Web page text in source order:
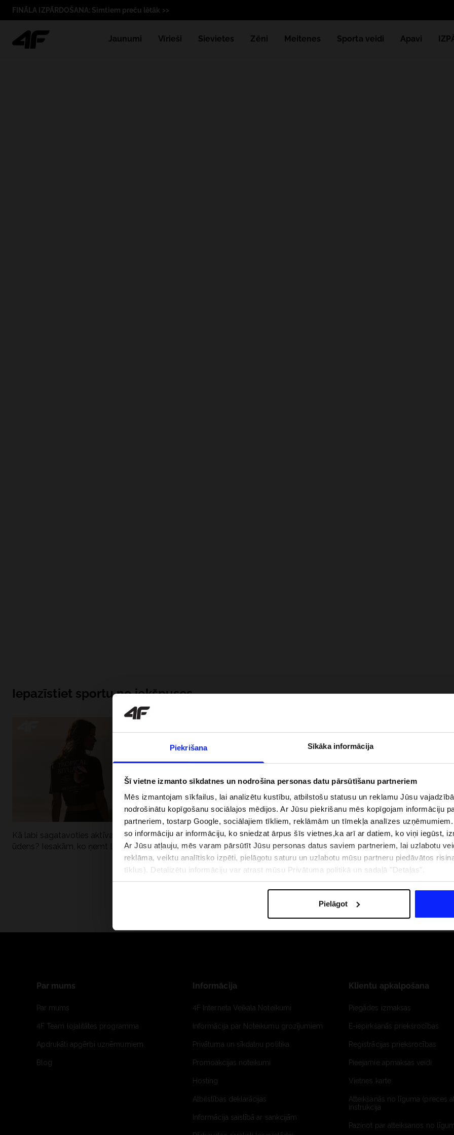
Piekrišana Sīkāka informācija
Šī vietne izmanto sīkdatnes un nodrošina personas datu pārsūtīšanu partneriem
Mēs izmantojam sīkfailus, lai analizētu kustību, atbilstošu statusu un reklamu Jūsu
nodrošinātu kopīgošanu sociālajos mēdijos. Ar Jūsu piekrišanu mēs kopīgojam informāciju
partneriem, tostarp Google, sociālajiem tīkliem, reklāmām un tīmekļa analīzes
so informāciju ar informāciju, ko sniedzat ārpus šīs vietnes,ka arī ar datiem, ko viņi iegūst,
Ar Jūsu atļauju, mēs varam pārsūtīt Jūsu personas datus saviem partneriem, lai uzlabotu
reklāma, veiktu analītisko izpēti, pielāgotu saturu un uzlabotu mūsu partneru piedāvātos
tīklus). Detalizētu informāciju var atrast mūsu Privātuma politikā un sadaļā "Detaļas".
Pielāgot
FINĀLA IZPĀRDOŠANA: Simtiem preču lētāk >>
Jaunumi Vīrieši Sievietes Zēni Meitenes Sporta veidi Apavi
Iepazīstiet sportu no iekšpuses
Kā labi sagatavoties aktīvai dienai pie
ūdens? Iesakām, ko ņemt līdzi
Kāpēc UV aizsardzībai pie ūdens jābūt
dubultai: UPF apģērbs + SPF
Jaunā 4F tenisa un padela kolekcija.
Sportiska funkcionalitāte satiekas ar
mūsdienīgu stilu
VEIKALU ADRESES B2B 4F TEAM LOJALITĀTES
Par mums
Par mums
4F Team lojalitātes programma
Apdrukāti apģērbi uzņēmumiem
Blog
Informācija
4F Interneta Veikala Noteikumi
Informācija par Noteikumu grozījumiem
Privātuma un sīkdatņu politika
Promoakcijas noteikumi
Hosting
Atbilstības deklarācijas
Informācija saistībā ar sankcijām
Klientu apkalpošana
Piegādes izmaksas
E-iepirkšanās priekšrocības
Reģistrācijas priekšrocības
Pieejamie apmaksas veidi
Vietnes karte
Atteikšanās no līguma (preces
instrukcija
Paziņot par atteikšanos no